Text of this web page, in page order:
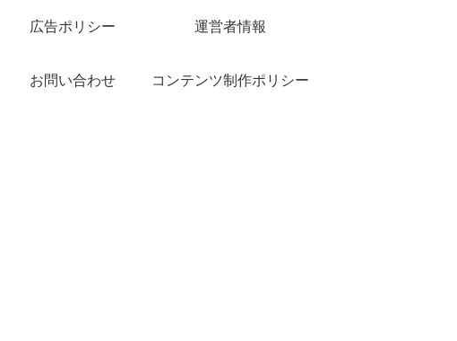
広告ポリシー 運営者情報
お問い合わせ コンテンツ制作ポリシー